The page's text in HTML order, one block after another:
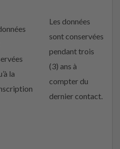
la
Les données
sont conservées
pendant trois
(3) ans à
compter du
dernier contact.